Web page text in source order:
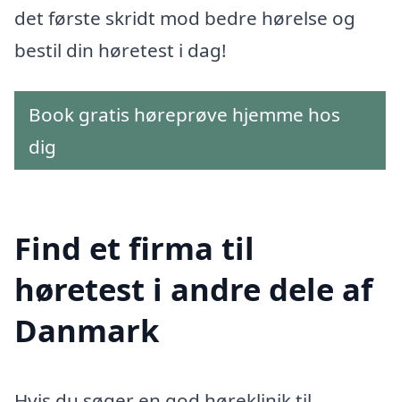
det første skridt mod bedre hørelse og
bestil din høretest i dag!
Book gratis høreprøve hjemme hos
dig
Find et firma til
høretest i andre dele af
Danmark